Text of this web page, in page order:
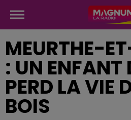
MEURTHE-
: UN ENFANT
PERD LA VIE
BOIS